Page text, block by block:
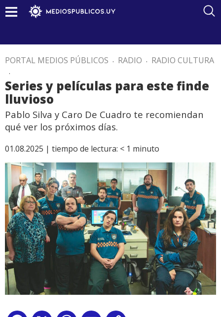
PORTAL MEDIOS PÚBLICOS . RADIO . RADIO CULTURA
.
Series y películas para este finde
lluvioso
Pablo Silva y Caro De Cuadro te recomiendan
qué ver los próximos días.
01.08.2025 | tiempo de lectura: < 1 minuto